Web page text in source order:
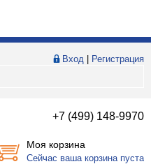
Вход
Регистрация
+7 (499) 148-9970
Моя корзина
Сейчас ваша корзина пуста